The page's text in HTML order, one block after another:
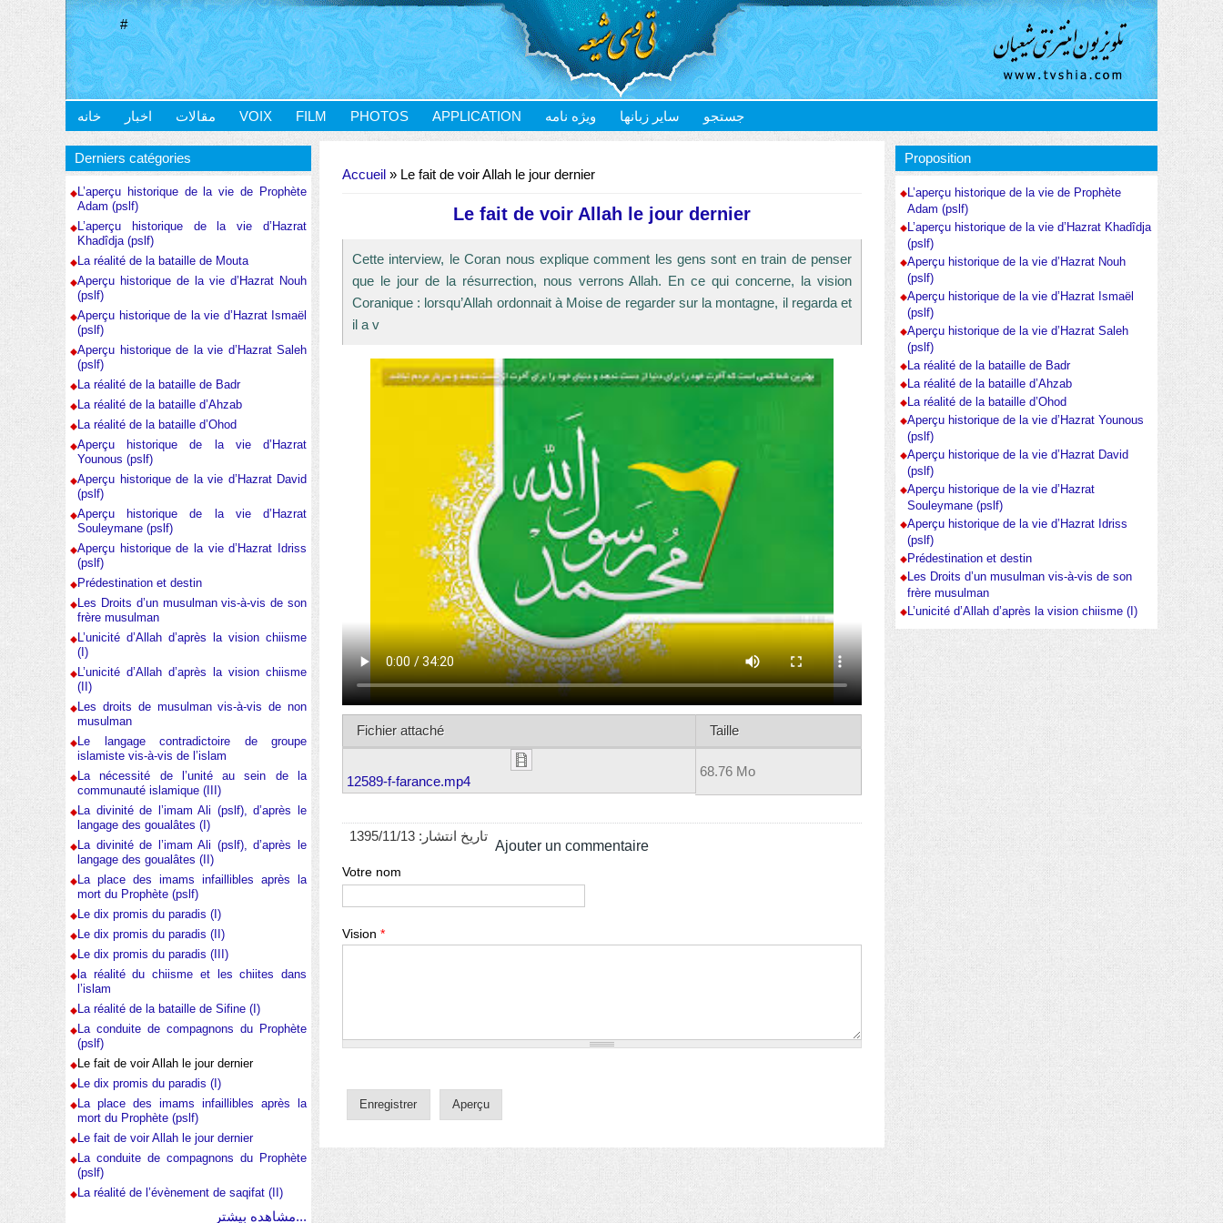
#
خانه اخبار مقالات VOIX FILM PHOTOS APPLICATION ویژه نامه سایر زبانها جستجو
Accueil » Le fait de voir Allah le jour dernier
Le fait de voir Allah le jour dernier
Cette interview, le Coran nous explique comment les gens sont en train de penser
que le jour de la résurrection, nous verrons Allah. En ce qui concerne, la vision
Coranique : lorsqu’Allah ordonnait à Moise de regarder sur la montagne, il regarda et
il a v
Fichier attaché Taille
12589-f-farance.mp4
68.76 Mo
تاریخ انتشار: 1395/11/13
Ajouter un commentaire
Votre nom
Vision *
Derniers catégories
L’aperçu historique de la vie de Prophète
Adam (pslf)
L’aperçu historique de la vie d’Hazrat
Khadîdja (pslf)
La réalité de la bataille de Mouta
Aperçu historique de la vie d’Hazrat Nouh
(pslf)
Aperçu historique de la vie d’Hazrat Ismaël
(pslf)
Aperçu historique de la vie d’Hazrat Saleh
(pslf)
La réalité de la bataille de Badr
La réalité de la bataille d’Ahzab
La réalité de la bataille d’Ohod
Aperçu historique de la vie d’Hazrat
Younous (pslf)
Aperçu historique de la vie d’Hazrat David
(pslf)
Aperçu historique de la vie d’Hazrat
Souleymane (pslf)
Aperçu historique de la vie d’Hazrat Idriss
(pslf)
Prédestination et destin
Les Droits d’un musulman vis-à-vis de son
frère musulman
L’unicité d’Allah d’après la vision chiisme
(I)
L’unicité d’Allah d’après la vision chiisme
(II)
Les droits de musulman vis-à-vis de non
musulman
Le langage contradictoire de groupe
islamiste vis-à-vis de l’islam
La nécessité de l’unité au sein de la
communauté islamique (III)
La divinité de l’imam Ali (pslf), d’après le
langage des goualâtes (I)
La divinité de l’imam Ali (pslf), d’après le
langage des goualâtes (II)
La place des imams infaillibles après la
mort du Prophète (pslf)
Le dix promis du paradis (I)
Le dix promis du paradis (II)
Le dix promis du paradis (III)
la réalité du chiisme et les chiites dans
l’islam
La réalité de la bataille de Sifine (I)
La conduite de compagnons du Prophète
(pslf)
Le fait de voir Allah le jour dernier
Le dix promis du paradis (I)
La place des imams infaillibles après la
mort du Prophète (pslf)
Le fait de voir Allah le jour dernier
La conduite de compagnons du Prophète
(pslf)
La réalité de l’évènement de saqifat (II)
مشاهده بیشتر...
Proposition
L’aperçu historique de la vie de Prophète
Adam (pslf)
L’aperçu historique de la vie d’Hazrat Khadîdja
(pslf)
Aperçu historique de la vie d’Hazrat Nouh
(pslf)
Aperçu historique de la vie d’Hazrat Ismaël
(pslf)
Aperçu historique de la vie d’Hazrat Saleh
(pslf)
La réalité de la bataille de Badr
La réalité de la bataille d’Ahzab
La réalité de la bataille d’Ohod
Aperçu historique de la vie d’Hazrat Younous
(pslf)
Aperçu historique de la vie d’Hazrat David
(pslf)
Aperçu historique de la vie d’Hazrat
Souleymane (pslf)
Aperçu historique de la vie d’Hazrat Idriss
(pslf)
Prédestination et destin
Les Droits d’un musulman vis-à-vis de son
frère musulman
L’unicité d’Allah d’après la vision chiisme (I)